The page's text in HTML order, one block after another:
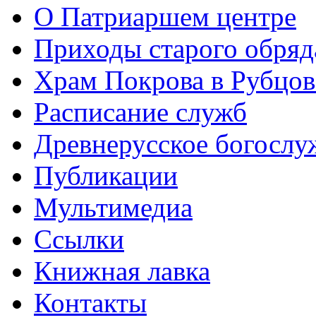
О Патриаршем центре
Приходы старого
Храм Покрова в
Расписание служб
Древнерусское
Публикации
Мультимедиа
Ссылки
Книжная лавка
Контакты